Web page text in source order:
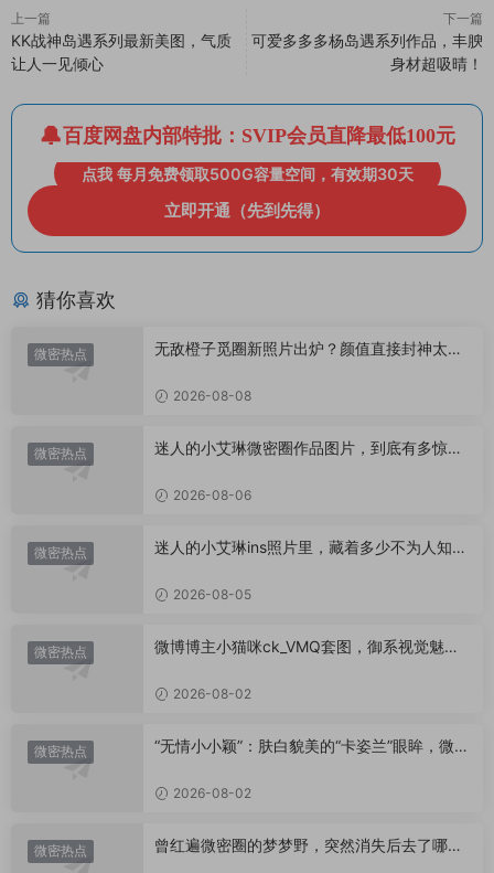
上一篇
KK战神岛遇系列最新美图，气质
让人一见倾心
下一篇
可爱多多多杨岛遇系列作品，丰腴
身材超吸晴！
百度网盘内部特批：SVIP会员直降最低100元
点我 每月免费领取500G容量空间，有效期30天
立即开通（先到先得）
猜你喜欢
微密热点
无敌橙子觅圈新照片出炉？颜值直接封神太惊
2026-08-08
微密热点
迷人的小艾琳微密圈作品图片，到底有多惊
2026-08-06
微密热点
迷人的小艾琳ins照片里，藏着多少不为人知的
2026-08-05
微密热点
微博博主小猫咪ck_VMQ套图，御系视觉魅力
2026-08-02
微密热点
“无情小小颖”：肤白貌美的“卡姿兰”眼眸，微密
2026-08-02
微密热点
曾红遍微密圈的梦梦野，突然消失后去了哪